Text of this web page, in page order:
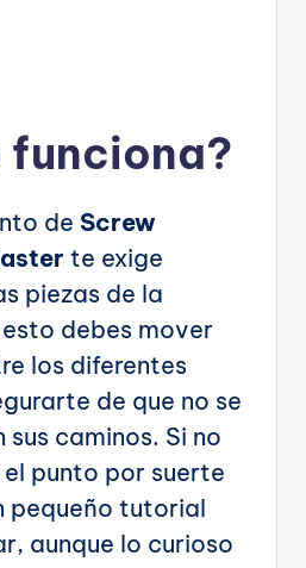
funciona?
de Screw
te exige
piezas de la
debes mover
los diferentes
de que no se
caminos. Si no
punto por suerte
pequeño tutorial
aunque lo curioso